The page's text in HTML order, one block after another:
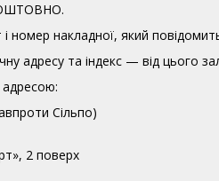
номер накладної, який
адресу та індекс — від цього
Сільпо)
2 поверх